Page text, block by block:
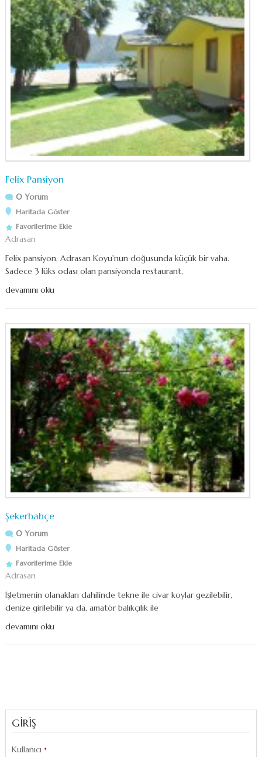
Felix Pansiyon
0 Yorum
Haritada Göster
Favorilerime Ekle
Adrasan
Felix pansiyon, Adrasan Koyu'nun doğusunda küçük bir vaha.
Sadece 3 lüks odası olan pansiyonda restaurant,
devamını oku
Şekerbahçe
0 Yorum
Haritada Göster
Favorilerime Ekle
Adrasan
İşletmenin olanakları dahilinde tekne ile civar koylar gezilebilir,
denize girilebilir ya da, amatör balıkçılık ile
devamını oku
GİRİŞ
Kullanıcı *